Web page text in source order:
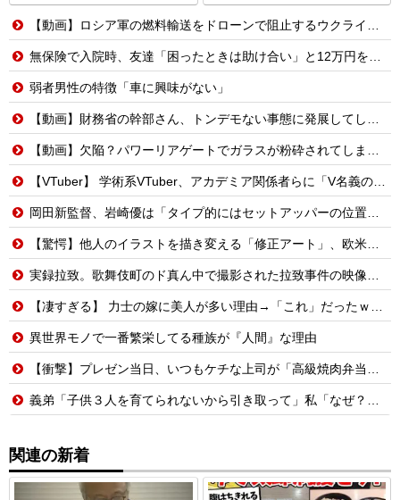
【動画】ロシア軍の燃料輸送をドローンで阻止するウクライナ。
無保険で入院時、友達「困ったときは助け合い」と12万円を用意してくれた→震災で友人の家倒壊。友人「お金返して」私「返す義務はないよ」→他友人に縁切りされたけど用意するべき？
弱者男性の特徴「車に興味がない」
【動画】財務省の幹部さん、トンデモない事態に発展してしまう…
【動画】欠陥？パワーリアゲートでガラスが粉砕されてしまうトヨタ・セコイア。
【VTuber】 学術系VTuber、アカデミア関係者らに「V名義の活動を本人の業績として証明できる形にしておいた方がいい」← どうやって証明しておけばいいんだろうな
岡田新監督、岩崎優は「タイプ的にはセットアッパーの位置が一番合うてる」←おーん
【驚愕】他人のイラストを描き変える「修正アート」、欧米で大炎上する理由…
実録拉致。歌舞伎町のド真ん中で撮影された拉致事件の映像がこちら。
【凄すぎる】 力士の嫁に美人が多い理由→「これ」だったｗｗｗｗｗｗｗ
異世界モノで一番繁栄してる種族が『人間』な理由
【衝撃】プレゼン当日、いつもケチな上司が「高級焼肉弁当奢ってやる」→怪しいので上司と俺の弁当を入れ替えた結果
義弟「子供３人を育てられないから引き取って」私「なぜ？」義弟「子なしだから。実子がいたら差別やらいじめっ子の心配があるけどいないから、ちょうどよかったね」→その後・・・
関連の新着